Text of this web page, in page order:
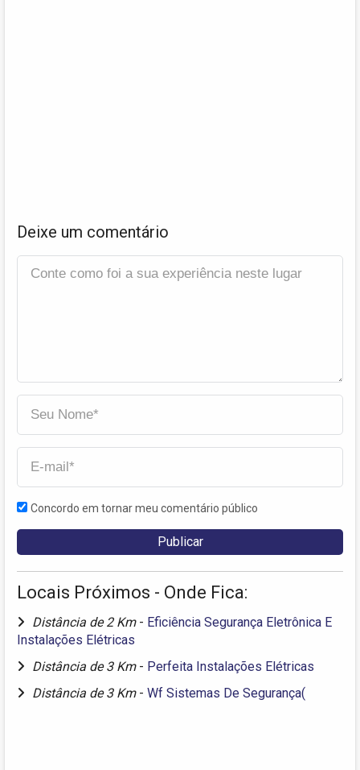
Deixe um comentário
Concordo em tornar meu comentário público
Locais Próximos - Onde Fica:
Distância de 2 Km - Eficiência Segurança Eletrônica E
Instalações Elétricas
Distância de 3 Km - Perfeita Instalações Elétricas
Distância de 3 Km - Wf Sistemas De Segurança(